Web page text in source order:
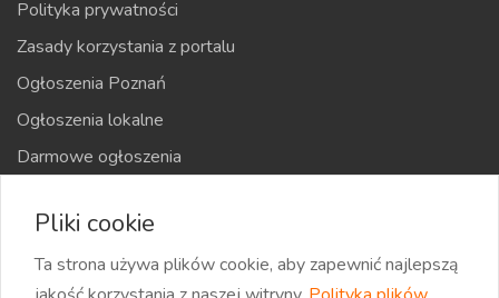
Polityka prywatności
Zasady korzystania z portalu
Ogłoszenia Poznań
Ogłoszenia lokalne
Darmowe ogłoszenia
Mapa strony
Pliki cookie
Ta strona używa plików cookie, aby zapewnić najlepszą